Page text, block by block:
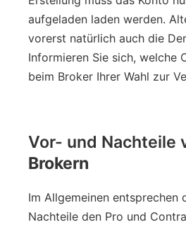
aufgeladen laden werden.
vorerst natürlich auch die
Informieren Sie sich, welche
beim Broker Ihrer Wahl zur
Vor- und Nachteile
Brokern
Im Allgemeinen entsprechen
Nachteile den Pro und